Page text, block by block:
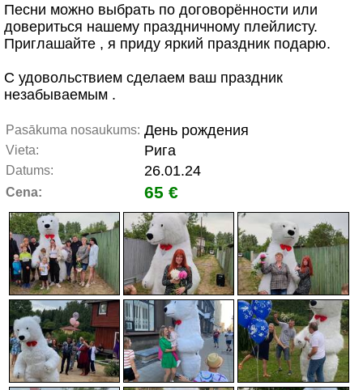
Песни можно выбрать по договорённости или
довериться нашему праздничному плейлисту.
Приглашайте , я приду яркий праздник подарю.
С удовольствием сделаем ваш праздник
незабываемым .
Pasākuma nosaukums: День рождения
Vieta: Рига
Datums: 26.01.24
Cena: 65 €